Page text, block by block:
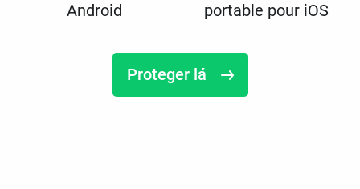
Android
portable pour iOS
Proteger lá